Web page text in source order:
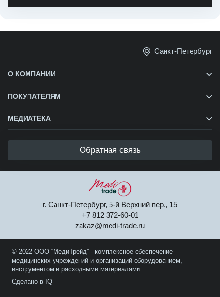
Санкт-Петербург
О КОМПАНИИ
ПОКУПАТЕЛЯМ
МЕДИАТЕКА
Обратная связь
г. Санкт-Петербург, 5-й Верхний пер., 15
+7 812 372-60-01
zakaz@medi-trade.ru
© 2022 ООО “МедиТрейд” - комплексное обеспечение
медицинских учреждений и организаций оборудованием,
инструментом и расходными материалами
Сделано в IQ